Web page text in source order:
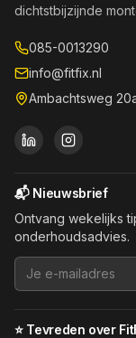
dichtstbijzijnde
085-0013290
info@fitfix.nl
Ambachtsweg
📬 Nieuwsbrief
Ontvang wekelijks
onderhoudsadvies.
⭐ Tevreden over